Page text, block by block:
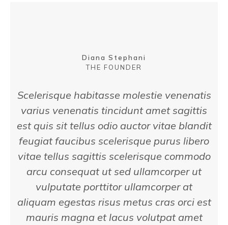
Diana Stephani
THE FOUNDER
Scelerisque habitasse molestie venenatis
varius venenatis tincidunt amet sagittis
est quis sit tellus odio auctor vitae blandit
feugiat faucibus scelerisque purus libero
vitae tellus sagittis scelerisque commodo
arcu consequat ut sed ullamcorper ut
vulputate porttitor ullamcorper at
aliquam egestas risus metus cras orci est
mauris magna et lacus volutpat amet